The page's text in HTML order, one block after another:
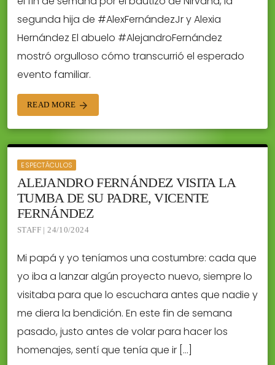
segunda hija de #AlexFernándezJr y Alexia
Hernández El abuelo #AlejandroFernández
mostró orgulloso cómo transcurrió el esperado
evento familiar.
READ MORE arrow_forward
ESPECTÁCULOS
ALEJANDRO FERNÁNDEZ VISITA LA
TUMBA DE SU PADRE, VICENTE
FERNÁNDEZ
STAFF | 24/10/2024
Mi papá y yo teníamos una costumbre: cada que
yo iba a lanzar algún proyecto nuevo, siempre lo
visitaba para que lo escuchara antes que nadie y
me diera la bendición. En este fin de semana
pasado, justo antes de volar para hacer los
homenajes, sentí que tenía que ir […]